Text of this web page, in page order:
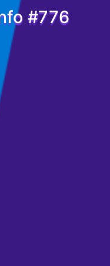
#776